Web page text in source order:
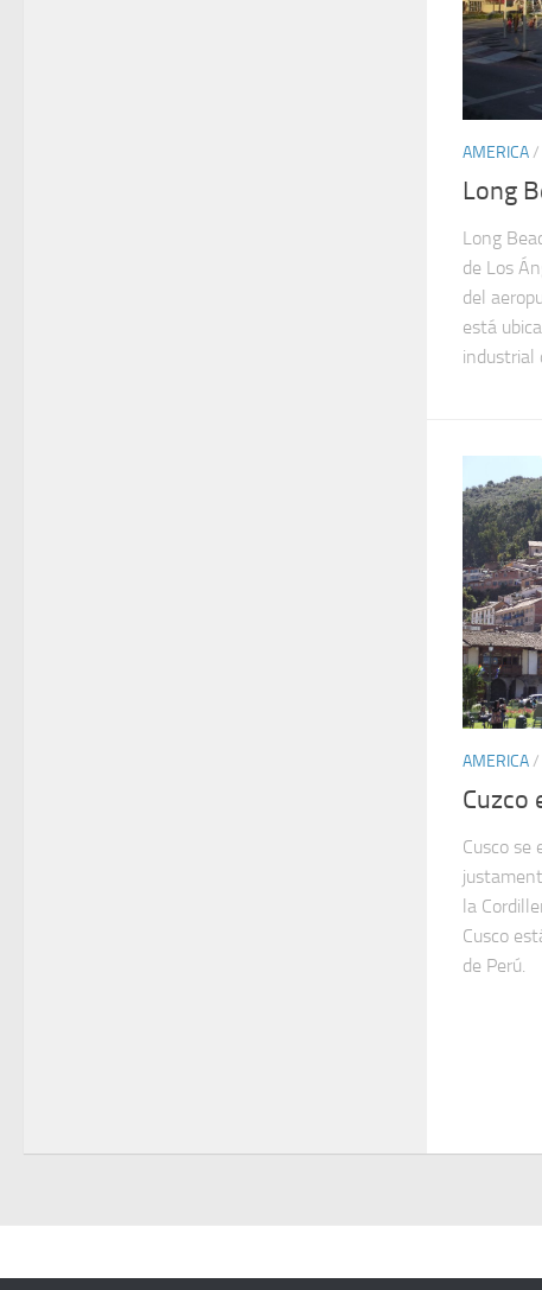
AMERICA/
Long
Long
de Los
del
está
industrial
AMERICA/
Cuzco
Cusco se
la
Cusco
de Perú.